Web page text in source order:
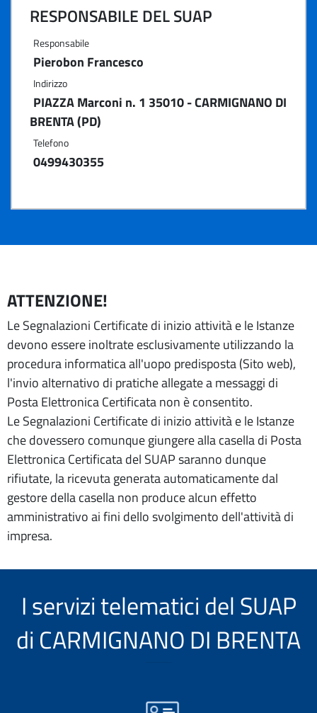
RESPONSABILE DEL SUAP
Responsabile
Pierobon Francesco
Indirizzo
PIAZZA Marconi n. 1 35010 - CARMIGNANO DI
BRENTA (PD)
Telefono
0499430355
ATTENZIONE!
Le Segnalazioni Certificate di inizio attività e le Istanze
devono essere inoltrate esclusivamente utilizzando la
procedura informatica all'uopo predisposta (Sito web),
l'invio alternativo di pratiche allegate a messaggi di
Posta Elettronica Certificata non è consentito.
Le Segnalazioni Certificate di inizio attività e le Istanze
che dovessero comunque giungere alla casella di Posta
Elettronica Certificata del SUAP saranno dunque
rifiutate, la ricevuta generata automaticamente dal
gestore della casella non produce alcun effetto
amministrativo ai fini dello svolgimento dell'attività di
impresa.
I servizi telematici del SUAP
di CARMIGNANO DI BRENTA